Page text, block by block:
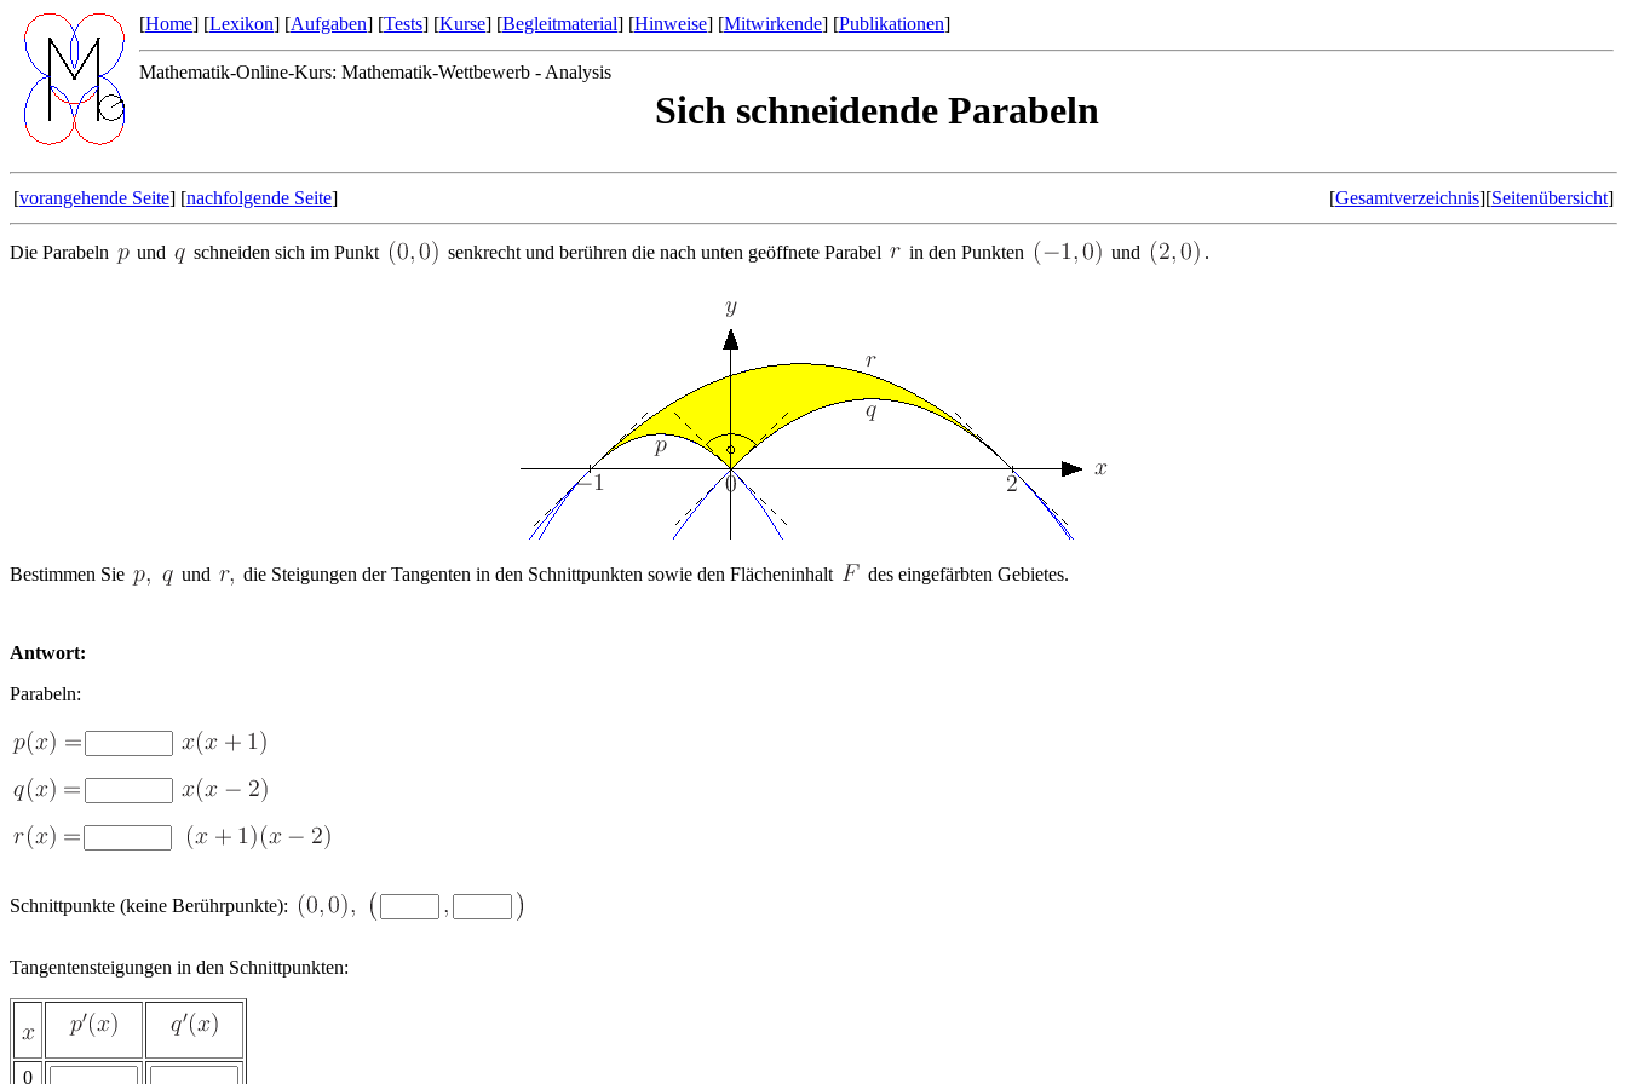
[Home] [Lexikon] [Aufgaben] [Tests] [Kurse] [Begleitmaterial] [Hinweise] [Mitwirkende] [Publikationen]
Mathematik-Online-Kurs: Mathematik-Wettbewerb - Analysis
Sich schneidende Parabeln
[vorangehende Seite] [nachfolgende Seite] [Gesamtverzeichnis][Seitenübersicht]
Die Parabeln und schneiden sich im Punkt senkrecht und berühren die nach unten geöffnete Parabel in den Punkten und .
Bestimmen Sie und die Steigungen der Tangenten in den Schnittpunkten sowie den Flächeninhalt des eingefärbten Gebietes.
Antwort:
Parabeln:
Schnittpunkte (keine Berührpunkte):
Tangentensteigungen in den Schnittpunkten:
0